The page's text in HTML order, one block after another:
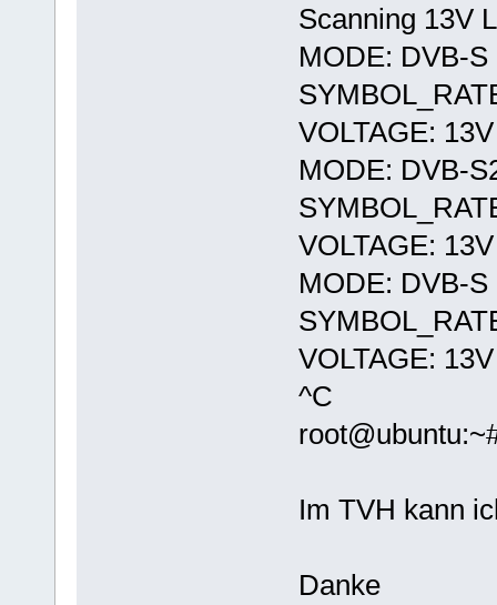
Scanning 13V
MODE: DVB-
VOLTAGE:
MODE: DVB-
VOLTAGE:
MODE: DVB-
VOLTAGE:
^C
Im TVH kann
Danke